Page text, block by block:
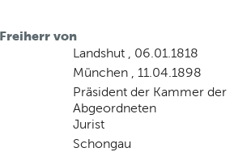
von
Landshut , 06.01.1818
München , 11.04.1898
Präsident der Kammer der
Abgeordneten
Jurist
Schongau